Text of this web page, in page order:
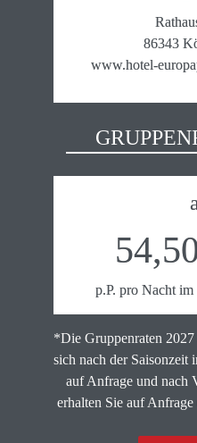
86343
www.hotel-
p.P. pro Nacht
*Die Gruppenraten
sich nach der Saisonzeit
auf Anfrage und nach
erhalten Sie auf